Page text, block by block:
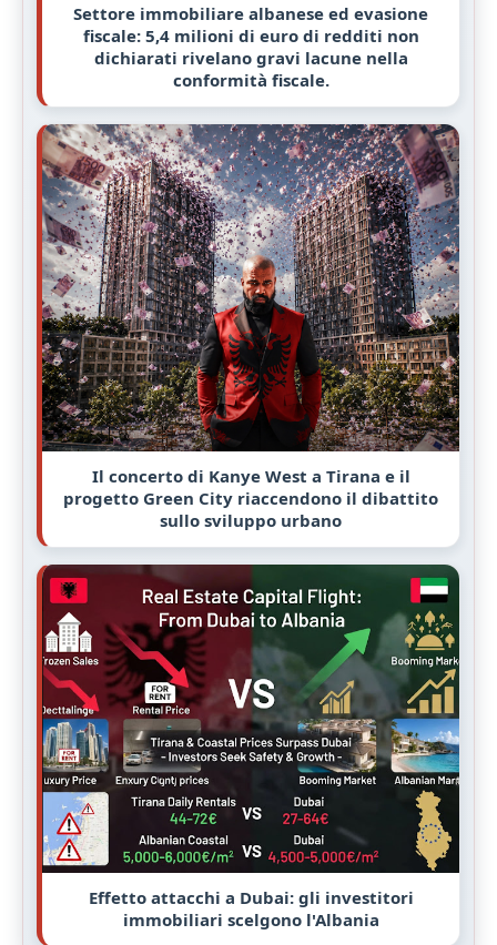
Settore immobiliare albanese ed evasione
fiscale: 5,4 milioni di euro di redditi non
dichiarati rivelano gravi lacune nella
conformità fiscale.
Il concerto di Kanye West a Tirana e il
progetto Green City riaccendono il dibattito
sullo sviluppo urbano
Effetto attacchi a Dubai: gli investitori
immobiliari scelgono l'Albania